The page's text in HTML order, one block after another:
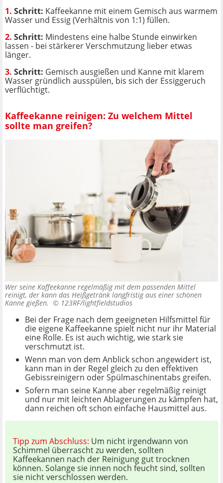
1. Schritt: Kaffeekanne mit einem Gemisch aus warmem
Wasser und Essig (Verhältnis von 1:1) füllen.
2. Schritt: Mindestens eine halbe Stunde einwirken
lassen - bei stärkerer Verschmutzung lieber etwas
länger.
3. Schritt: Gemisch ausgießen und Kanne mit klarem
Wasser gründlich ausspülen, bis sich der Essiggeruch
verflüchtigt.
Kaffeekanne reinigen: Zu welchem Mittel
sollte man greifen?
Wer seine Kaffeekanne regelmäßig mit dem passenden Mittel
reinigt, der kann das Heißgetränk langfristig aus einer schönen
Kanne gießen. © 123RF/lightfieldstudios
Bei der Frage nach dem geeigneten Hilfsmittel für
die eigene Kaffeekanne spielt nicht nur ihr Material
eine Rolle. Es ist auch wichtig, wie stark sie
verschmutzt ist.
Wenn man von dem Anblick schon angewidert ist,
kann man in der Regel gleich zu den effektiven
Gebissreinigern oder Spülmaschinentabs greifen.
Sofern man seine Kanne aber regelmäßig reinigt
und nur mit leichten Ablagerungen zu kämpfen hat,
dann reichen oft schon einfache Hausmittel aus.
Tipp zum Abschluss: Um nicht irgendwann von
Schimmel überrascht zu werden, sollten
Kaffeekannen nach der Reinigung gut trocknen
können. Solange sie innen noch feucht sind, sollten
sie nicht verschlossen werden.